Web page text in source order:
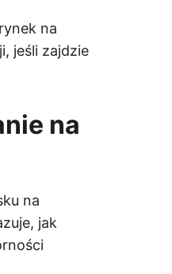
na
jeśli zajdzie
na
na
jak